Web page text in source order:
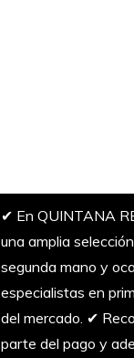
✔︎ En QUINTANA
una amplia
segunda mano y
especialistas en
del mercado. ✔︎
parte del pago y